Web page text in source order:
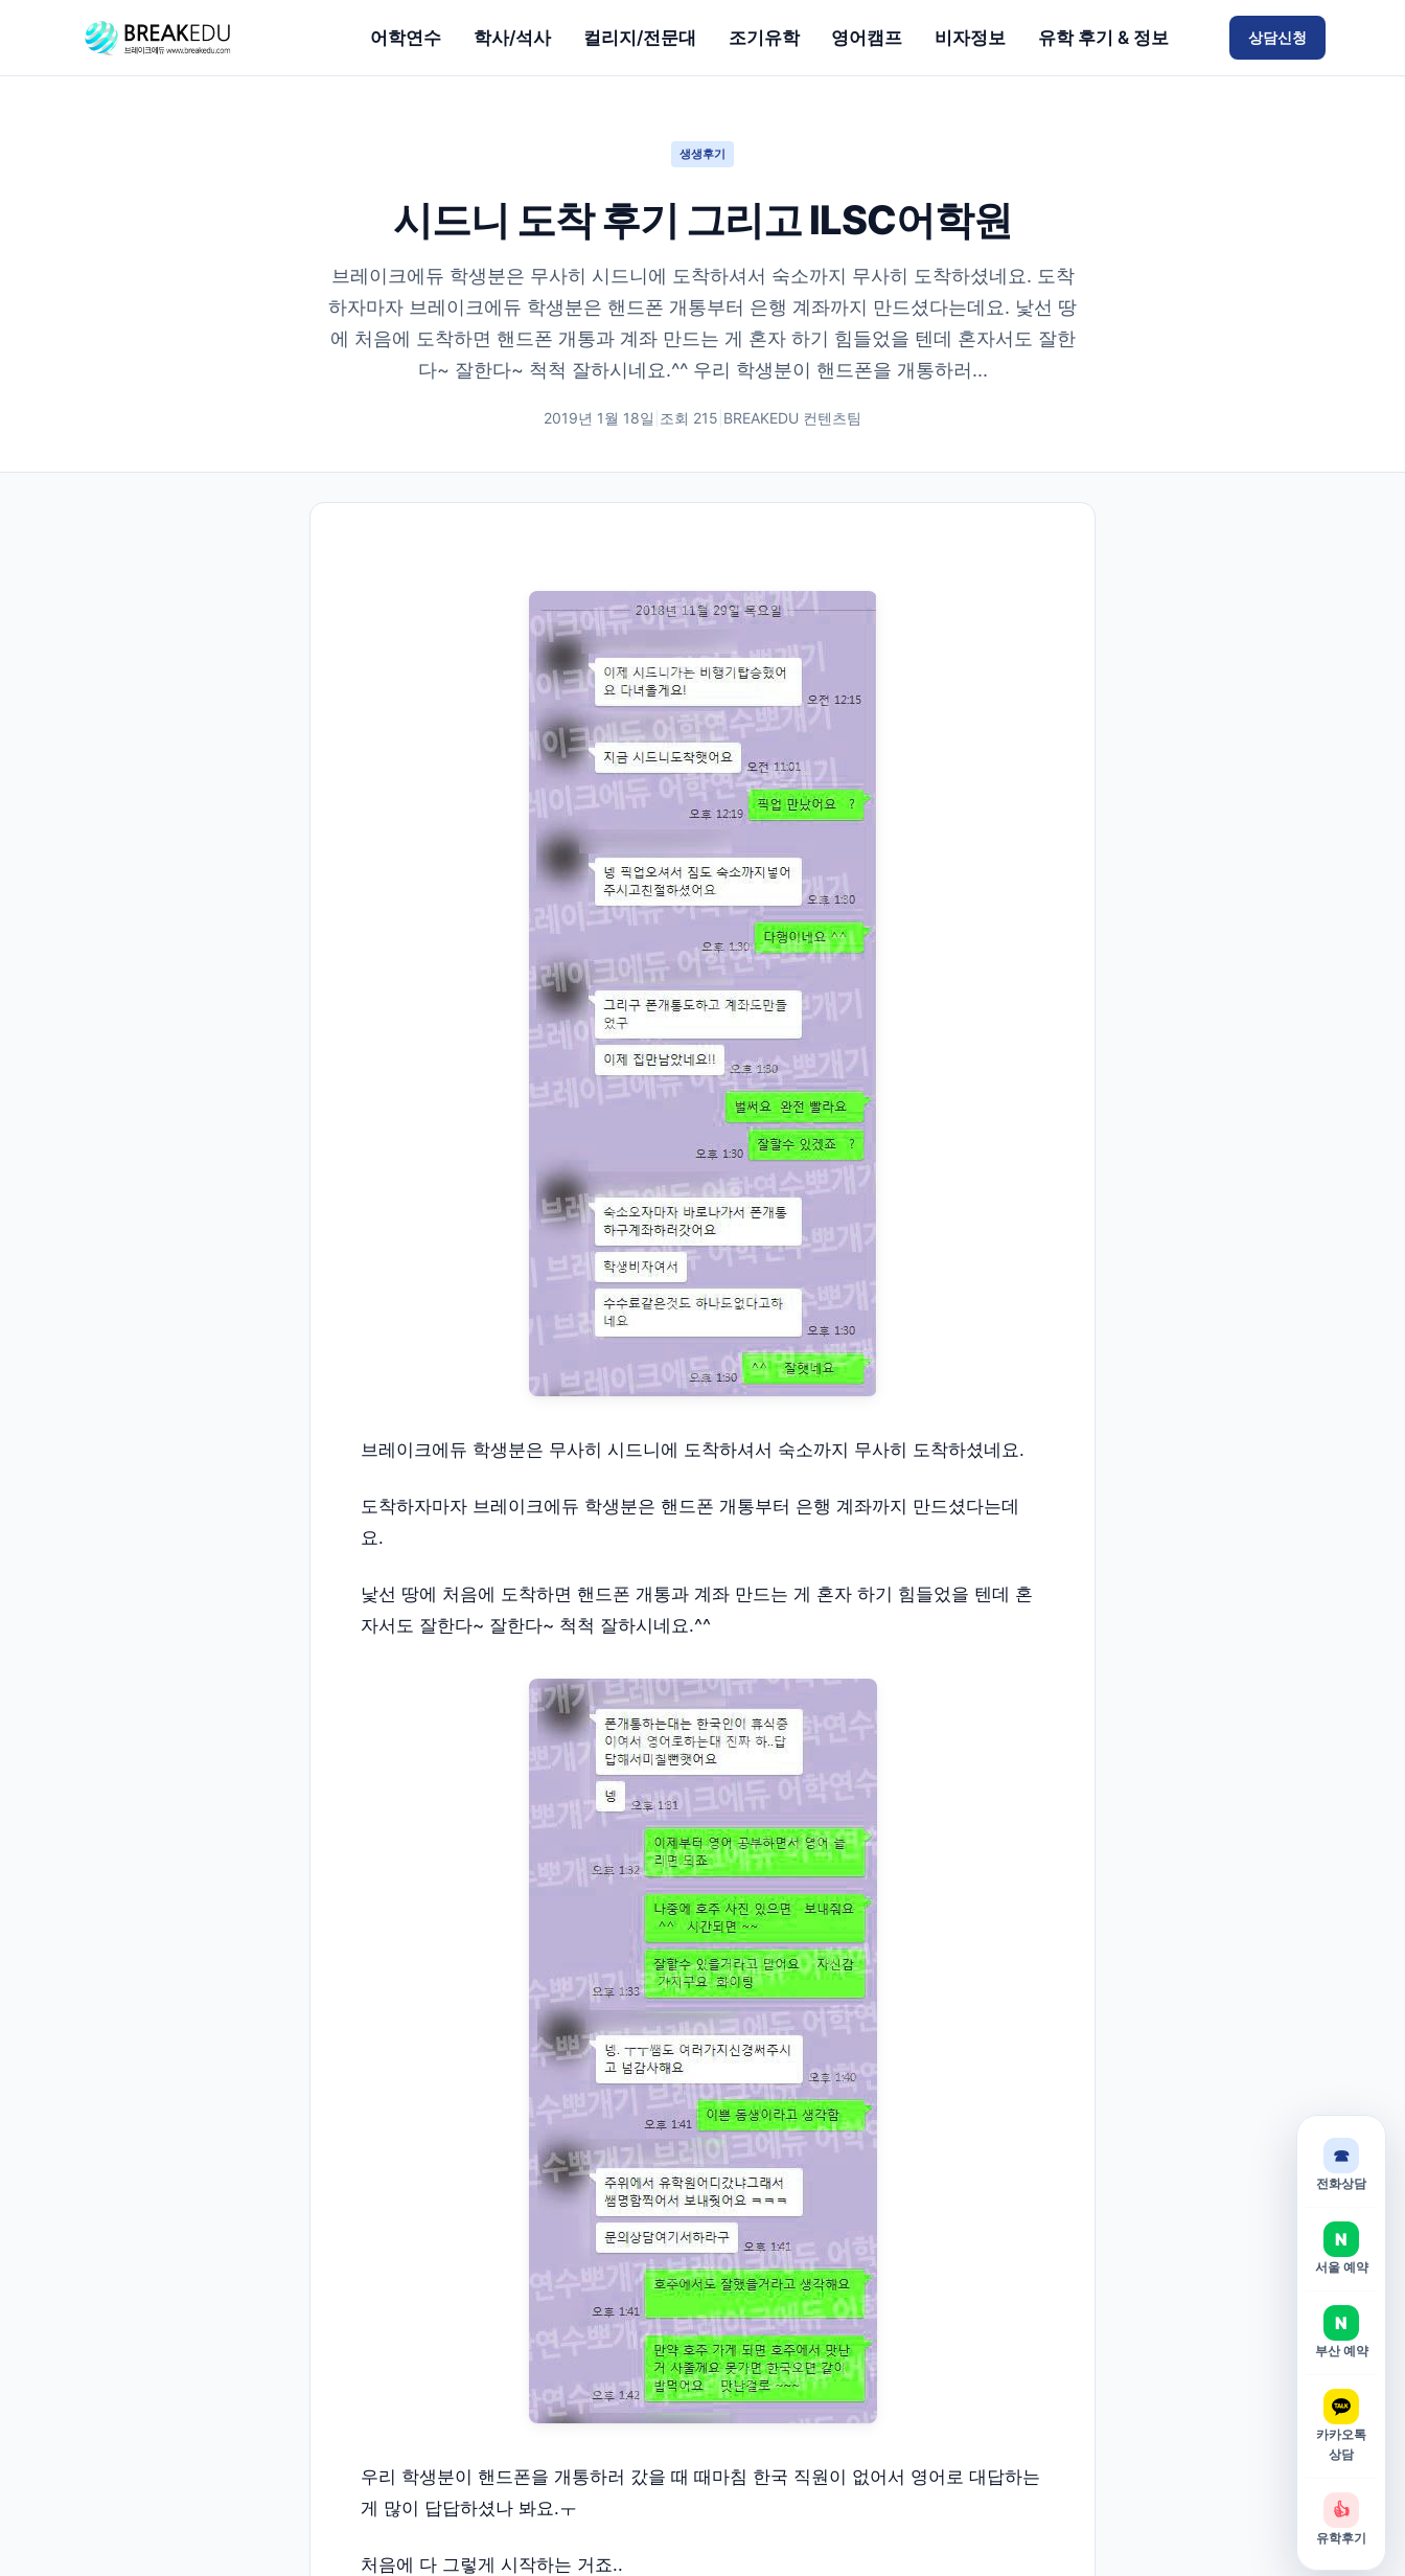
어학연수 학사/석사 컬리지/전문대 조기유학 영어캠프 비자정보 유학 후기 & 정보 상담신청
생생후기
시드니 도착 후기 그리고 ILSC어학원
브레이크에듀 학생분은 무사히 시드니에 도착하셔서 숙소까지 무사히 도착하셨네요. 도착
하자마자 브레이크에듀 학생분은 핸드폰 개통부터 은행 계좌까지 만드셨다는데요. 낯선 땅
에 처음에 도착하면 핸드폰 개통과 계좌 만드는 게 혼자 하기 힘들었을 텐데 혼자서도 잘한
다~ 잘한다~ 척척 잘하시네요.^^ 우리 학생분이 핸드폰을 개통하러...
2019년 1월 18일 조회 215 BREAKEDU 컨텐츠팀
브레이크에듀 학생분은 무사히 시드니에 도착하셔서 숙소까지 무사히 도착하셨네요.
도착하자마자 브레이크에듀 학생분은 핸드폰 개통부터 은행 계좌까지 만드셨다는데
요.
낯선 땅에 처음에 도착하면 핸드폰 개통과 계좌 만드는 게 혼자 하기 힘들었을 텐데 혼
자서도 잘한다~ 잘한다~ 척척 잘하시네요.^^
우리 학생분이 핸드폰을 개통하러 갔을 때 때마침 한국 직원이 없어서 영어로 대답하는
게 많이 답답하셨나 봐요.ㅜ
처음에 다 그렇게 시작하는 거죠..
☎
전화상담
N
서울 예약
N
부산 예약
카카오톡
상담
👍
유학후기